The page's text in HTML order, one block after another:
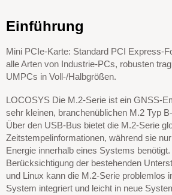
Einführung
Mini PCIe-Karte: Standard PCI Express-
alle Arten von Industrie-PCs, robusten
UMPCs in Voll-/Halbgrößen.
LOCOSYS Die M.2-Serie ist ein GNSS-
sehr kleinen, branchenüblichen M.2 Typ
Über den USB-Bus bietet die M.2-Serie
Zeitstempelinformationen, während sie
Energie innerhalb eines Systems
Berücksichtigung der bestehenden
und Linux kann die M.2-Serie problemlos
System integriert und leicht in neue